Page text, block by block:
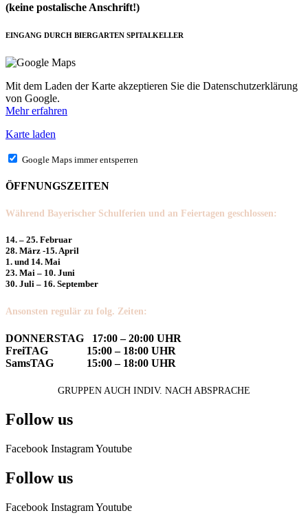
(keine postalische Anschrift!)
EINGANG DURCH BIERGARTEN SPITALKELLER
Mit dem Laden der Karte akzeptieren Sie die Datenschutzerklärung
von Google.
Mehr erfahren
Karte laden
Google Maps immer entsperren
ÖFFNUNGSZEITEN
Während Bayerischer Schulferien und an Feiertagen geschlossen:
14. – 25. Februar
28. März -15. April
1. und 14. Mai
23. Mai – 10. Juni
30. Juli – 16. September
Ansonsten regulär zu folg. Zeiten:
DONNERSTAG 17:00 – 20:00 UHR
FreiTAG 15:00 – 18:00 UHR
SamsTAG 15:00 – 18:00 UHR
GRUPPEN AUCH INDIV. NACH ABSPRACHE
Follow us
Facebook InstagramYoutube
Follow us
Facebook InstagramYoutube